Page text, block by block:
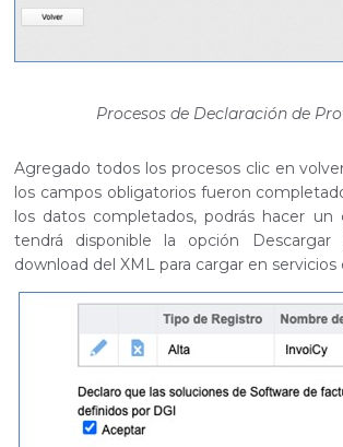
Procesos de Declaración de
Agregado todos los procesos clic en
los campos obligatorios fueron
los datos completados, podrás hacer
tendrá disponible la opción Descargar
download del XML para cargar en servicios